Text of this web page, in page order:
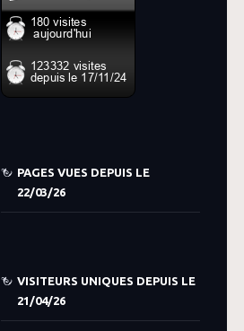
PAGES VUES DEPUIS LE
22/03/26
VISITEURS UNIQUES DEPUIS LE
21/04/26